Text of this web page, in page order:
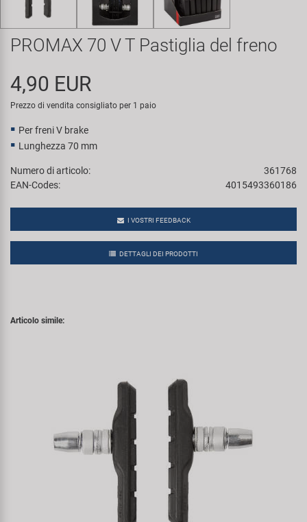
Super B
Trail-Gator
Velo
PROMAX 70 V T Pastiglia del freno
4,90 EUR
Prezzo di vendita consigliato per 1 paio
Per freni V brake
Lunghezza 70 mm
Numero di articolo:
361768
EAN-Codes:
4015493360186
I VOSTRI FEEDBACK
DETTAGLI DEI PRODOTTI
Articolo simile: